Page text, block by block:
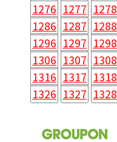
1276 1277 1278
1286 1287 1288
1296 1297 1298
1306 1307 1308
1316 1317 1318
1326 1327 1328